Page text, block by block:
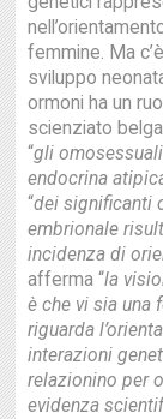
femmine. Ma
sviluppo
ormoni ha un
scienziato
“gli
endocrina
“dei significanti
embrionale
incidenza di
afferma “la
è che vi sia una
riguarda
interazioni
relazionino per
evidenza